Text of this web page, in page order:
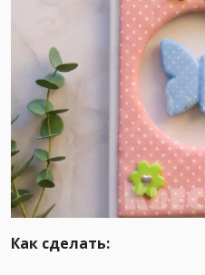
Как сделать: